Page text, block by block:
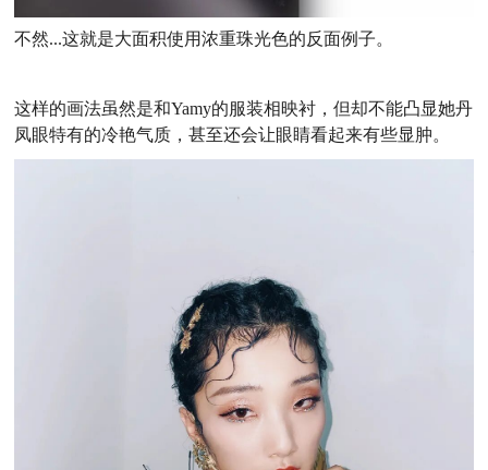
不然...这就是大面积使用浓重珠光色的反面例子。
这样的画法虽然是和Yamy的服装相映衬，但却不能凸显她丹
凤眼特有的冷艳气质，甚至还会让眼睛看起来有些显肿。